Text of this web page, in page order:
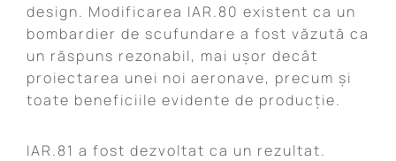
design. Modificarea IAR.80 existent ca un
bombardier de scufundare a fost văzută ca
un răspuns rezonabil, mai ușor decât
proiectarea unei noi aeronave, precum și
toate beneficiile evidente de producție.
IAR.81 a fost dezvoltat ca un rezultat.